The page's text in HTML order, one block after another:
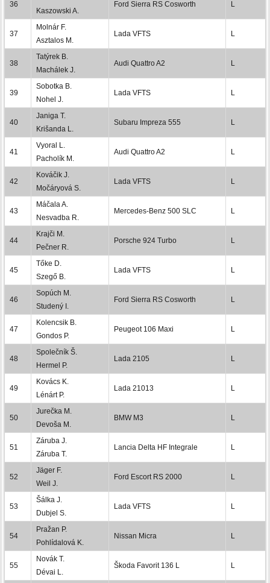
36
Kaszowski A.
Ford Sierra RS Cosworth L
37
Molnár F.
Asztalos M.
Lada VFTS L
38
Tatýrek B.
Machálek J.
Audi Quattro A2 L
39
Sobotka B.
Nohel J.
Lada VFTS L
40
Janiga T.
Krišanda L.
Subaru Impreza 555 L
41
Vyoral L.
Pacholík M.
Audi Quattro A2 L
42
Kováčik J.
Močáryová S.
Lada VFTS L
43
Máčala A.
Nesvadba R.
Mercedes-Benz 500 SLC L
44
Krajči M.
Pečner R.
Porsche 924 Turbo L
45
Tőke D.
Szegő B.
Lada VFTS L
46
Sopúch M.
Studený I.
Ford Sierra RS Cosworth L
47
Kolencsik B.
Gondos P.
Peugeot 106 Maxi L
48
Společník Š.
Hermel P.
Lada 2105 L
49
Kovács K.
Lénárt P.
Lada 21013 L
50
Jurečka M.
Devoša M.
BMW M3 L
51
Záruba J.
Záruba T.
Lancia Delta HF Integrale L
52
Jäger F.
Weil J.
Ford Escort RS 2000 L
53
Šálka J.
Dubjel S.
Lada VFTS L
54
Pražan P.
Pohlídalová K.
Nissan Micra L
55
Novák T.
Dévai L.
Škoda Favorit 136 L L